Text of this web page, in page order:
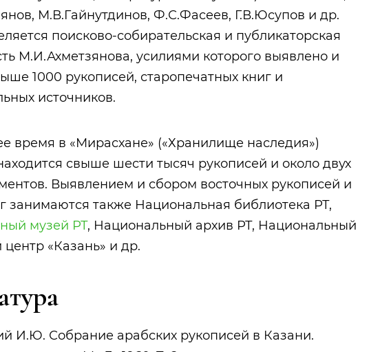
М.В.Гайнутдинов, Ф.С.Фасеев, Г.В.Юсупов и др.
поисково-собирательская и публикаторская
М.И.Ахметзянова, усилиями которого выявлено и
1000 рукописей, старопечатных книг и
источников.
время в «Мирасхане» («Хранилище наследия»)
свыше шести тысяч рукописей и около двух
Выявлением и сбором восточных рукописей и
занимаются также Национальная библиотека РТ,
музей РТ, Национальный архив РТ, Национальный
центр «Казань» и др.
И.Ю. Собрание арабских рукописей в Казани.